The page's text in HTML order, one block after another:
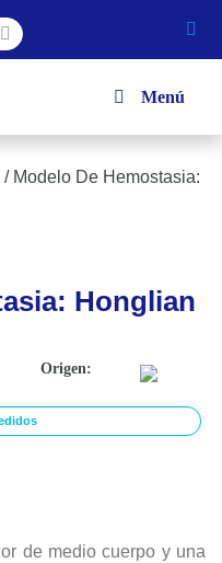
Menú
/ Modelo De Hemostasia:
Honglian
Origen:
de medio cuerpo y una